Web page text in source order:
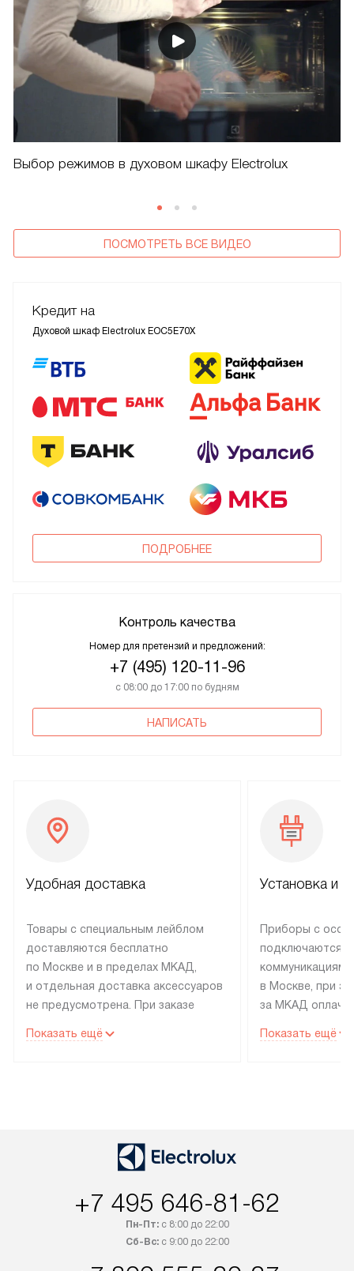
Выбор режимов в духовом шкафу Electrolux
ПОСМОТРЕТЬ ВСЕ ВИДЕО
Кредит на
Духовой шкаф Electrolux EOC5E70X
ПОДРОБНЕЕ
Контроль качества
Номер для претензий и предложений:
+7 (495) 120-11-96
с 08:00 до 17:00 по будням
НАПИСАТЬ
Удобная доставка
Товары с специальным лейблом
доставляются бесплатно
по Москве и в пределах МКАД,
и отдельная доставка аксессуаров
не предусмотрена. При заказе
рекомендуем обсудить
интересен товар «Под заказ»,
обсудите возможность его
приобретения с менеджером сайта.
Товары с специальным лейблом
Показать ещё
Установка и
Приборы с
подключаются к
коммуникациям
в Москве, при
за МКАД
партнера
гарантию 1 год
работы и
Показать ещё
+7 495 646-81-62
Пн-Пт:с 8:00 до 22:00
Сб-Вс:с 9:00 до 22:00